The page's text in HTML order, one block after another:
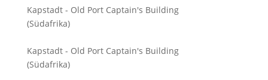
Kapstadt - Old Port Captain's Building
(Südafrika)
Kapstadt - Old Port Captain's Building
(Südafrika)